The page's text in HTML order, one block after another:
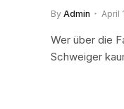
By Admin April
Wer über die
Schweiger